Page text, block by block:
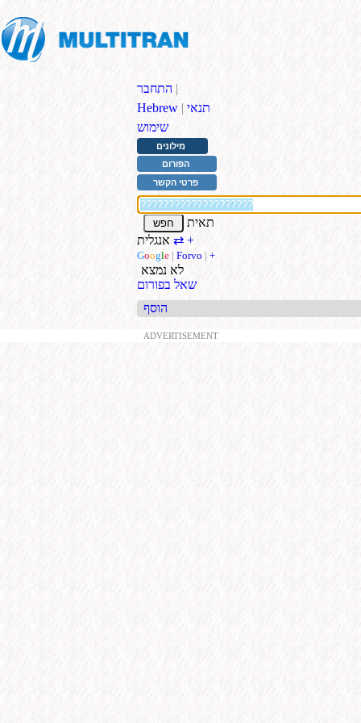
התחבר |
Hebrew | תנאי
שימוש
מילונים
הפורום
פרטי הקשר
תאית
⇄ +
Google | Forvo | +
לא נמצא
שאל בפורום
הוסף
ADVERTISEMENT